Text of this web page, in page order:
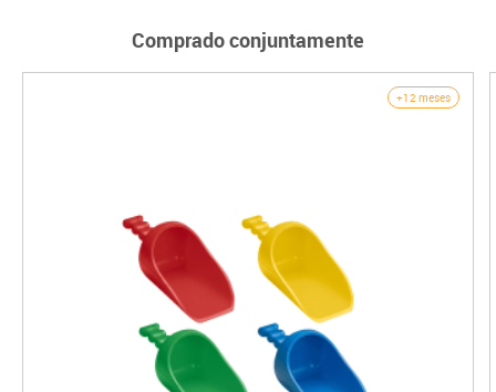
Comprado conjuntamente
+12 meses